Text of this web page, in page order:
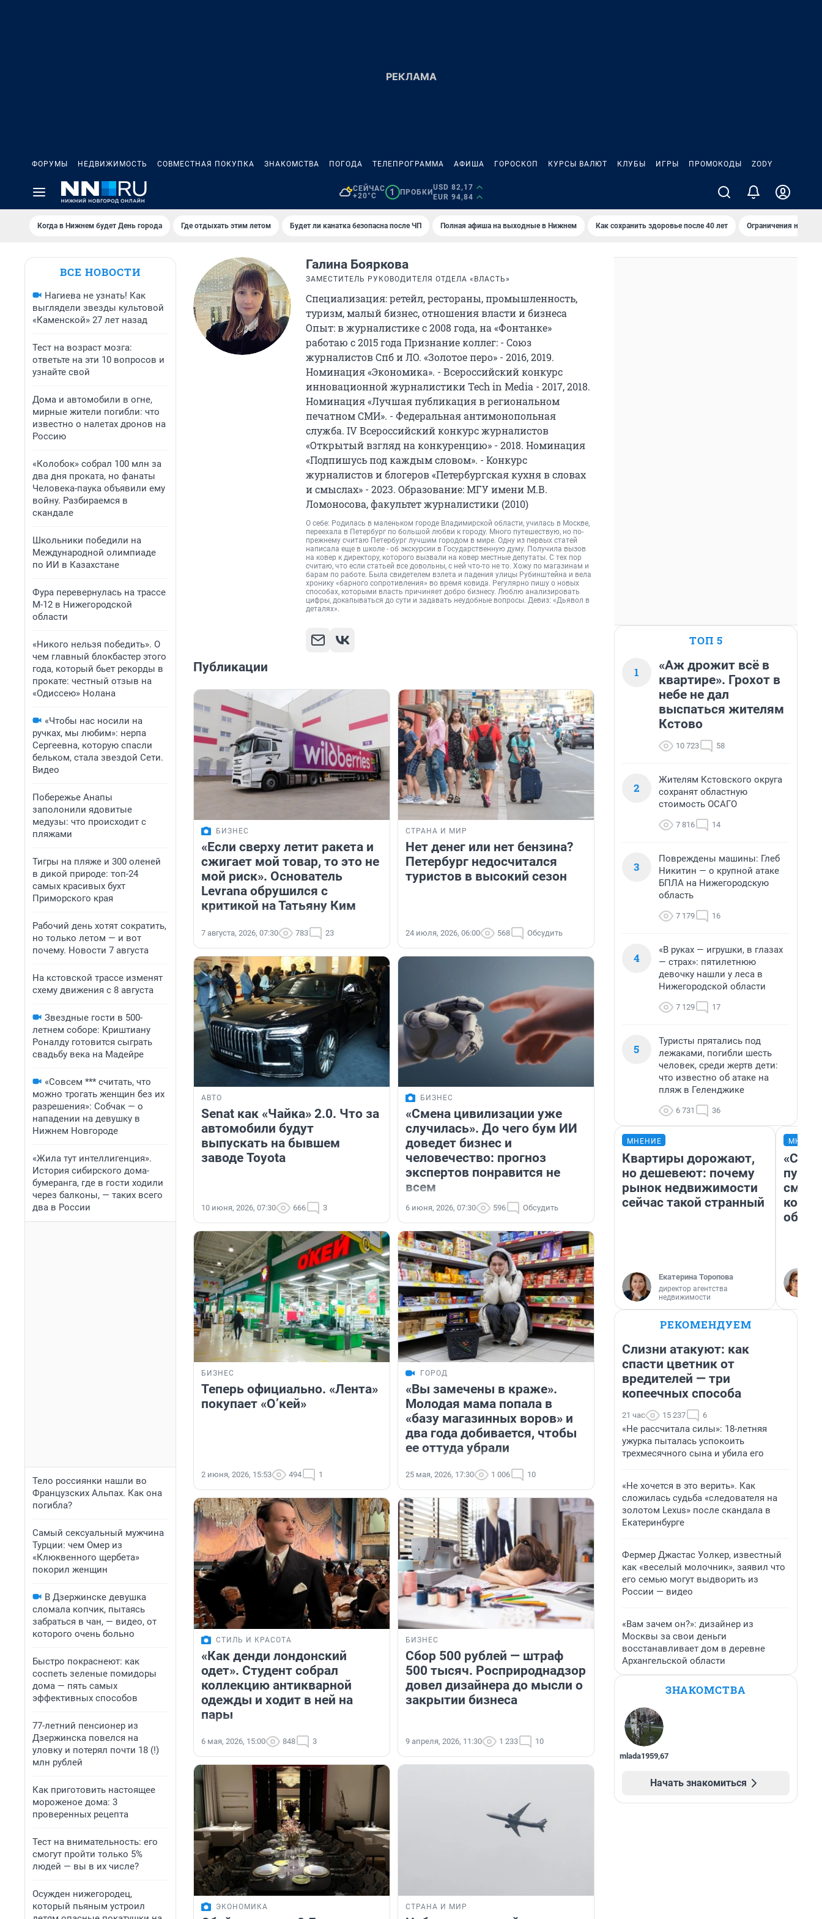
ФОРУМЫ НЕДВИЖИМОСТЬ СОВМЕСТНАЯ ПОКУПКА ЗНАКОМСТВА ПОГОДА ТЕЛЕПРОГРАММА АФИША ГОРОСКОП КУРСЫ ВАЛЮТ КЛУБЫ ИГРЫ ПРОМОКОДЫ ZODY
СЕЙЧАС
+20°C
1 ПРОБКИ
USD 82,17
EUR 94,84
Когда в Нижнем будет День города Где отдыхать этим летом Будет ли канатка безопасна после ЧП Полная афиша на выходные в Нижнем Как сохранить здоровье после 40 лет Ограничения на
ВСЕ НОВОСТИ
Нагиева не узнать! Как
выглядели звезды культовой
«Каменской» 27 лет назад
Тест на возраст мозга:
ответьте на эти 10 вопросов и
узнайте свой
Дома и автомобили в огне,
мирные жители погибли: что
известно о налетах дронов на
Россию
«Колобок» собрал 100 млн за
два дня проката, но фанаты
Человека-паука объявили ему
войну. Разбираемся в
скандале
Школьники победили на
Международной олимпиаде
по ИИ в Казахстане
Фура перевернулась на трассе
М-12 в Нижегородской
области
«Никого нельзя победить». О
чем главный блокбастер этого
года, который бьет рекорды в
прокате: честный отзыв на
«Одиссею» Нолана
«Чтобы нас носили на
ручках, мы любим»: нерпа
Сергеевна, которую спасли
бельком, стала звездой Сети.
Видео
Побережье Анапы
заполонили ядовитые
медузы: что происходит с
пляжами
Тигры на пляже и 300 оленей
в дикой природе: топ-24
самых красивых бухт
Приморского края
Рабочий день хотят сократить,
но только летом — и вот
почему. Новости 7 августа
На кстовской трассе изменят
схему движения с 8 августа
Звездные гости в 500-
летнем соборе: Криштиану
Роналду готовится сыграть
свадьбу века на Мадейре
«Совсем *** считать, что
можно трогать женщин без их
разрешения»: Собчак — о
нападении на девушку в
Нижнем Новгороде
«Жила тут интеллигенция».
История сибирского дома-
бумеранга, где в гости ходили
через балконы, — таких всего
два в России
Тело россиянки нашли во
Французских Альпах. Как она
погибла?
Самый сексуальный мужчина
Турции: чем Омер из
«Клюквенного щербета»
покорил женщин
В Дзержинске девушка
сломала копчик, пытаясь
забраться в чан, — видео, от
которого очень больно
Быстро покраснеют: как
соспеть зеленые помидоры
дома — пять самых
эффективных способов
77-летний пенсионер из
Дзержинска повелся на
уловку и потерял почти 18 (!)
млн рублей
Как приготовить настоящее
мороженое дома: 3
проверенных рецепта
Тест на внимательность: его
смогут пройти только 5%
людей — вы в их числе?
Осужден нижегородец,
который пьяным устроил
Галина Бояркова
ЗАМЕСТИТЕЛЬ РУКОВОДИТЕЛЯ ОТДЕЛА «ВЛАСТЬ»
Специализация: ретейл, рестораны, промышленность,
туризм, малый бизнес, отношения власти и бизнеса
Опыт: в журналистике с 2008 года, на «Фонтанке»
работаю с 2015 года Признание коллег: - Союз
журналистов Спб и ЛО. «Золотое перо» - 2016, 2019.
Номинация «Экономика». - Всероссийский конкурс
инновационной журналистики Tech in Media - 2017, 2018.
Номинация «Лучшая публикация в региональном
печатном СМИ». - Федеральная антимонопольная
служба. IV Всероссийский конкурс журналистов
«Открытый взгляд на конкуренцию» - 2018. Номинация
«Подпишусь под каждым словом». - Конкурс
журналистов и блогеров «Петербургская кухня в словах
и смыслах» - 2023. Образование: МГУ имени М.В.
Ломоносова, факультет журналистики (2010)
О себе: Родилась в маленьком городе Владимирской области, училась в Москве,
переехала в Петербург по большой любви к городу. Много путешествую, но по-
прежнему считаю Петербург лучшим городом в мире. Одну из первых статей
написала еще в школе - об экскурсии в Государственную думу. Получила вызов
на ковер к директору, которого вызвали на ковер местные депутаты. С тех пор
считаю, что если статьей все довольны, с ней что-то не то. Хожу по магазинам и
барам по работе. Была свидетелем взлета и падения улицы Рубинштейна и вела
хронику «барного сопротивления» во время ковида. Регулярно пишу о новых
способах, которыми власть причиняет добро бизнесу. Люблю анализировать
цифры, докапываться до сути и задавать неудобные вопросы. Девиз: «Дьявол в
деталях».
Публикации
БИЗНЕС
«Если сверху летит ракета и
сжигает мой товар, то это не
мой риск». Основатель
Levrana обрушился с
критикой на Татьяну Ким
7 августа, 2026, 07:30 783 23
СТРАНА И МИР
Нет денег или нет бензина?
Петербург недосчитался
туристов в высокий сезон
24 июля, 2026, 06:00 568 Обсудить
АВТО
Senat как «Чайка» 2.0. Что за
автомобили будут
выпускать на бывшем
заводе Toyota
10 июня, 2026, 07:30 666 3
БИЗНЕС
«Смена цивилизации уже
случилась». До чего бум ИИ
доведет бизнес и
человечество: прогноз
экспертов понравится не
всем
6 июня, 2026, 07:30 596 Обсудить
БИЗНЕС
Теперь официально. «Лента»
покупает «О’кей»
2 июня, 2026, 15:53 494 1
ГОРОД
«Вы замечены в краже».
Молодая мама попала в
«базу магазинных воров» и
два года добивается, чтобы
ее оттуда убрали
25 мая, 2026, 17:30 1 006 10
СТИЛЬ И КРАСОТА
«Как денди лондонский
одет». Студент собрал
коллекцию антикварной
одежды и ходит в ней на
пары
6 мая, 2026, 15:00 848 3
БИЗНЕС
Сбор 500 рублей — штраф
500 тысяч. Росприроднадзор
довел дизайнера до мысли о
закрытии бизнеса
9 апреля, 2026, 11:30 1 233 10
ЭКОНОМИКА СТРАНА И МИР
ТОП 5
1
«Аж дрожит всё в
квартире». Грохот в
небе не дал
выспаться жителям
Кстово
10 723 58
2
Жителям Кстовского округа
сохранят областную
стоимость ОСАГО
7 816 14
3
Повреждены машины: Глеб
Никитин — о крупной атаке
БПЛА на Нижегородскую
область
7 179 16
4
«В руках — игрушки, в глазах
— страх»: пятилетнюю
девочку нашли у леса в
Нижегородской области
7 129 17
5
Туристы прятались под
лежаками, погибли шесть
человек, среди жертв дети:
что известно об атаке на
пляж в Геленджике
6 731 36
МНЕНИЕ
Квартиры дорожают,
но дешевеют: почему
рынок недвижимости
сейчас такой странный
Екатерина Торопова
директор агентства
недвижимости
РЕКОМЕНДУЕМ
Слизни атакуют: как
спасти цветник от
вредителей — три
копеечных способа
21 час 15 237 6
«Не рассчитала силы»: 18-летняя
ужурка пыталась успокоить
трехмесячного сына и убила его
«Не хочется в это верить». Как
сложилась судьба «следователя на
золотом Lexus» после скандала в
Екатеринбурге
Фермер Джастас Уолкер, известный
как «веселый молочник», заявил что
его семью могут выдворить из
России — видео
«Вам зачем он?»: дизайнер из
Москвы за свои деньги
восстанавливает дом в деревне
Архангельской области
ЗНАКОМСТВА
mlada1959,67
Начать знакомиться